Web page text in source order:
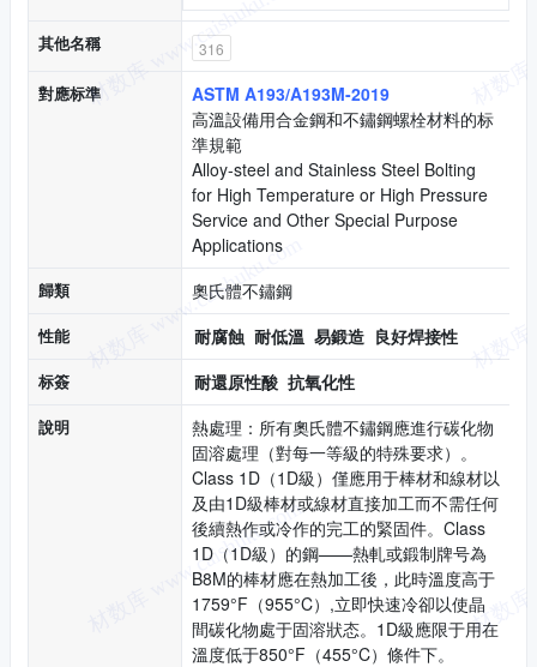
其他名稱 316
對應标準
ASTM A193/A193M-2019
高溫設備用合金鋼和不鏽鋼螺栓材料的标
準規範
Alloy-steel and Stainless Steel Bolting
for High Temperature or High Pressure
Service and Other Special Purpose
Applications
歸類 奧氏體不鏽鋼
性能 耐腐蝕 耐低溫 易鍛造 良好焊接性
标簽 耐還原性酸 抗氧化性
說明
熱處理：所有奧氏體不鏽鋼應進行碳化物
固溶處理（對每一等級的特殊要求）。
Class 1D（1D級）僅應用于棒材和線材以
及由1D級棒材或線材直接加工而不需任何
後續熱作或冷作的完工的緊固件。Class
1D（1D級）的鋼——熱軋或鍛制牌号為
B8M的棒材應在熱加工後，此時溫度高于
1759°F（955°C）,立即快速冷卻以使晶
間碳化物處于固溶狀态。1D級應限于用在
溫度低于850°F（455°C）條件下。